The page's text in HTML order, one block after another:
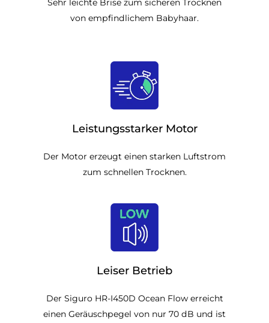
Sehr leichte Brise zum sicheren Trocknen
von empfindlichem Babyhaar.
Leistungsstarker Motor
Der Motor erzeugt einen starken Luftstrom
zum schnellen Trocknen.
Leiser Betrieb
Der Siguro HR-I450D Ocean Flow erreicht
einen Geräuschpegel von nur 70 dB und ist